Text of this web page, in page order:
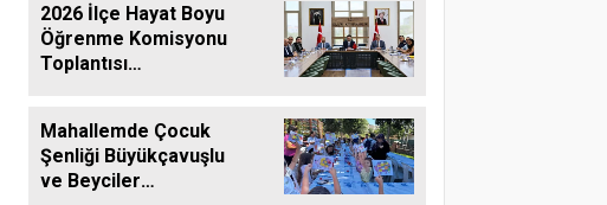
2026 İlçe Hayat Boyu
Öğrenme Komisyonu
Toplantısı
Mahallemde Çocuk
Şenliği Büyükçavuşlu
ve Beyciler